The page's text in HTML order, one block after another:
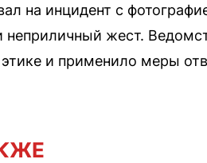
на инцидент с
жест.
и применило меры